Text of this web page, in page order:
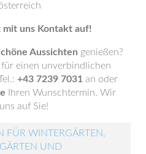
mit uns Kontakt auf!
Aussichten genießen?
für einen unverbindlichen
+43 7239 7031 an oder
Ihren Wunschtermin. Wir
auf Sie!
FÜR WINTERGÄRTEN,
UND